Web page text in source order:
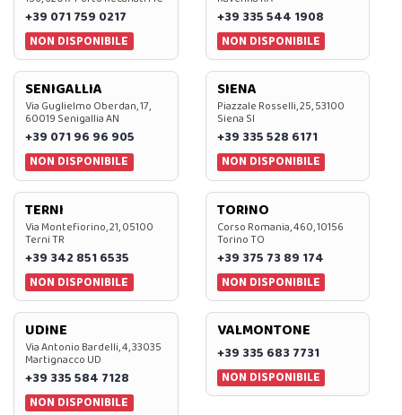
+39 071 759 0217
NON DISPONIBILE
+39 335 544 1908
NON DISPONIBILE
SENIGALLIA
Via Guglielmo Oberdan, 17,
60019 Senigallia AN
+39 071 96 96 905
NON DISPONIBILE
SIENA
Piazzale Rosselli, 25, 53100
Siena SI
+39 335 528 6171
NON DISPONIBILE
TERNI
Via Montefiorino, 21, 05100
Terni TR
+39 342 851 6535
NON DISPONIBILE
TORINO
Corso Romania, 460, 10156
Torino TO
+39 375 73 89 174
NON DISPONIBILE
UDINE
Via Antonio Bardelli, 4, 33035
Martignacco UD
+39 335 584 7128
NON DISPONIBILE
VALMONTONE
+39 335 683 7731
NON DISPONIBILE